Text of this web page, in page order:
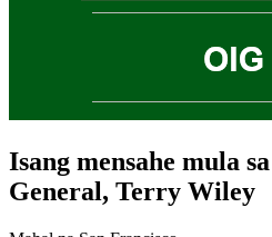
Isang mensahe mula
General, Terry Wiley